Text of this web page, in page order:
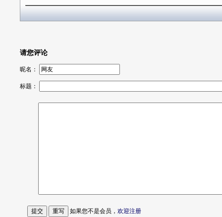
请您评论
昵名：
标题：
如果您不是会员， 欢迎注册